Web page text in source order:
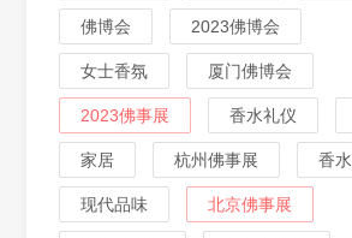
佛博会 2023佛博会
女士香氛 厦门佛博会
2023佛事展 香水礼仪
家居 杭州佛事展 香水
现代品味 北京佛事展